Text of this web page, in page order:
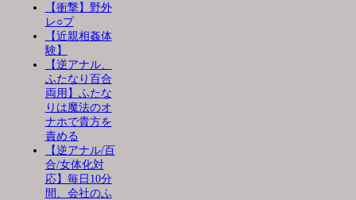
【衝撃】野外
レ○プ
【近親相姦体
験】
【逆アナル、
ふたなり百合
両用】ふたな
りは魔法のオ
ナホで貴方を
責める
【逆アナル/百
合/女体化対
応】毎日10分
間、会社のふ